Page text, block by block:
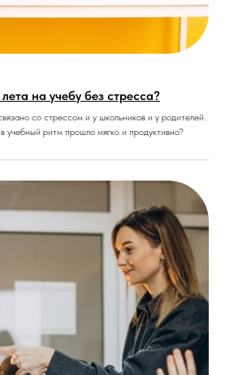
на учебу без стресса?
со стрессом и у школьников и у родителей.
учебный ритм прошло мягко и продуктивно?